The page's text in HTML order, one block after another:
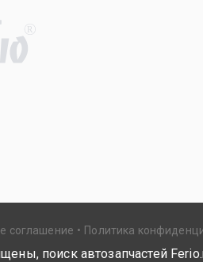
R
соглашение Политика
поиск автозапчастей